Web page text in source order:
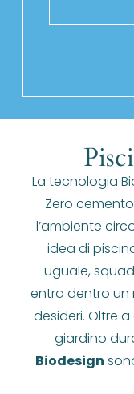
La tecnologia
Zero
l’ambiente
idea di
uguale,
entra dentro un
desideri. Oltre
giardino
Biodesign